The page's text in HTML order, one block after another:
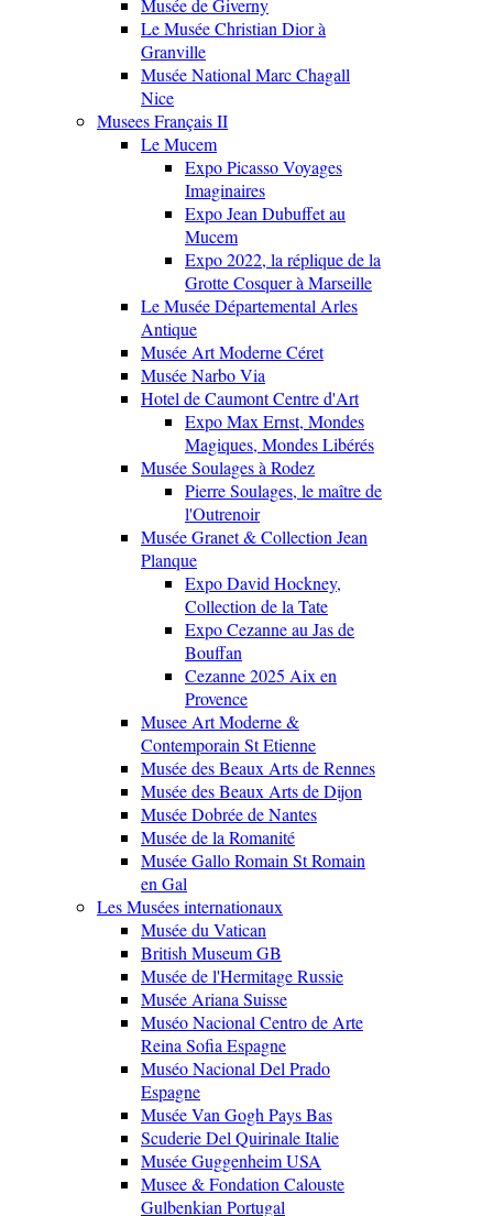
Musée de Giverny
Le Musée Christian Dior à
Granville
Musée National Marc Chagall
Nice
Musees Français II
Le Mucem
Expo Picasso Voyages
Imaginaires
Expo Jean Dubuffet au
Mucem
Expo 2022, la réplique de la
Grotte Cosquer à Marseille
Le Musée Départemental Arles
Antique
Musée Art Moderne Céret
Musée Narbo Via
Hotel de Caumont Centre d'Art
Expo Max Ernst, Mondes
Magiques, Mondes Libérés
Musée Soulages à Rodez
Pierre Soulages, le maître de
l'Outrenoir
Musée Granet & Collection Jean
Planque
Expo David Hockney,
Collection de la Tate
Expo Cezanne au Jas de
Bouffan
Cezanne 2025 Aix en
Provence
Musee Art Moderne &
Contemporain St Etienne
Musée des Beaux Arts de Rennes
Musée des Beaux Arts de Dijon
Musée Dobrée de Nantes
Musée de la Romanité
Musée Gallo Romain St Romain
en Gal
Les Musées internationaux
Musée du Vatican
British Museum GB
Musée de l'Hermitage Russie
Musée Ariana Suisse
Muséo Nacional Centro de Arte
Reina Sofia Espagne
Muséo Nacional Del Prado
Espagne
Musée Van Gogh Pays Bas
Scuderie Del Quirinale Italie
Musée Guggenheim USA
Musee & Fondation Calouste
Gulbenkian Portugal